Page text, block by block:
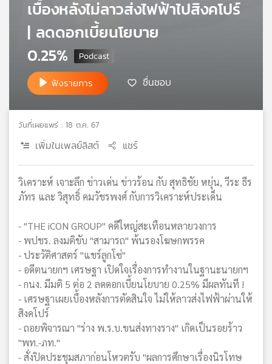
แผนที่
เครือ
เบื้องหลังไม่ลาวส่งไฟฟ้าไปสิงคโปร์
| ลดดอกเบี้ยนโยบาย
0.25%
ฟังรายการ ชื่นชอบ
วันที่เผยแพร่ : 18 ต.ค. 67
เพิ่มในเพลย์ลิสต์ แชร์
วิเคราะห์ เจาะลึก ข่าวเด่น ข่าวร้อน กับ สุทธิชัย หยุ่น, วีระ ธีร
ภัทร และ วิสุทธิ์ คมวัชรพงศ์ กับการวิเคราะห์ประเด็น
- "THE iCON GROUP" คดีใหญ่สะเทือนหลายวงการ
- พปชร. ลงมติขับ "สามารถ" พ้นรองโฆษกพรรค
- ประวัติศาสตร์ "แชร์ลูกโซ่"
- อดีตนายกฯ เศรษฐา เปิดใจเรื่องการทำงานในฐานะนายกฯ
- กนง. มีมติ 5 ต่อ 2 ลดดอกเบี้ยนโยบาย 0.25% มีผลทันที !
- เศรษฐาเผยเบื้องหลังการตัดสินใจ ไม่ให้ลาวส่งไฟฟ้าผ่านให้
สิงคโปร์
- ถอยพิจารณา "ร่าง พ.ร.บ.ขนส่งทางราง" เกิดเป็นรอยร้าว
"พท.-ภท."
- สั่งปิดประชุมสภาก่อนโหวตรับ "ผลการศึกษาเรื่องนิรโทษ